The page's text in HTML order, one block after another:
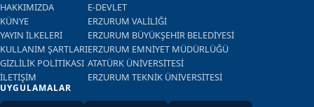
HAKKIMIZDA
KÜNYE
YAYIN İLKELERİ
KULLANIM ŞARTLARI
GİZLİLİK POLİTİKASI
İLETİŞİM
E-DEVLET
ERZURUM VALİLİĞİ
ERZURUM BÜYÜKŞEHİR BELEDİYESİ
ERZURUM EMNİYET MÜDÜRLÜĞÜ
ATATÜRK ÜNİVERSİTESİ
ERZURUM TEKNİK ÜNİVERSİTESİ
UYGULAMALAR